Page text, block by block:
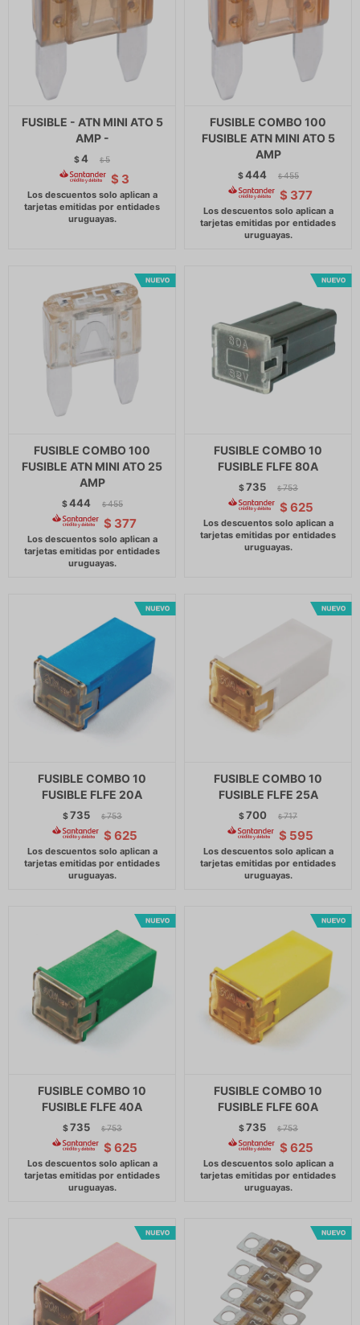
FUSIBLE - ATN MINI ATO 5
AMP -
$4 $ 5
$ 3
FUSIBLE COMBO 100
FUSIBLE ATN MINI ATO 5
AMP
$444 $ 455
$ 377
FUSIBLE COMBO 100
FUSIBLE ATN MINI ATO 25
AMP
$444 $ 455
$ 377
FUSIBLE COMBO 10
FUSIBLE FLFE 80A
$735 $ 753
$ 625
FUSIBLE COMBO 10
FUSIBLE FLFE 20A
$735 $ 753
$ 625
FUSIBLE COMBO 10
FUSIBLE FLFE 25A
$700 $ 717
$ 595
FUSIBLE COMBO 10
FUSIBLE FLFE 40A
$735 $ 753
$ 625
FUSIBLE COMBO 10
FUSIBLE FLFE 60A
$735 $ 753
$ 625